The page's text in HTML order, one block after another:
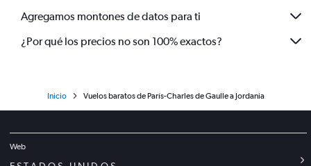
Agregamos montones de datos para ti
¿Por qué los precios no son 100% exactos?
Inicio Vuelos baratos de París-Charles de Gaulle a Jordania
Web